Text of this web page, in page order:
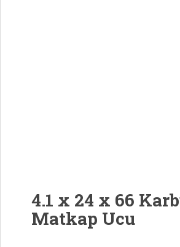
4.1 x 24 x 66
Matkap Ucu